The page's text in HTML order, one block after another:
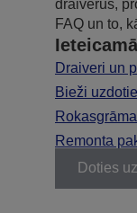
draiverus,
FAQ un to,
Draiveri un
Bieži
Remonta
Doties